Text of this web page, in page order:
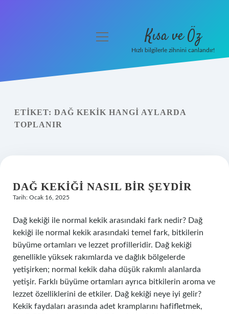
Yasal Uyarı
menüyü
Kısa ve Öz
Hızlı bilgilerle zihnini canlandır!
ETIKET: DAĞ KEKIK HANGI AYLARDA
TOPLANIR
DAĞ KEKIĞI NASIL BIR ŞEYDIR
Tarih: Ocak 16, 2025
Dağ kekiği ile normal kekik arasındaki fark nedir? Dağ
kekiği ile normal kekik arasındaki temel fark, bitkilerin
büyüme ortamları ve lezzet profilleridir. Dağ kekiği
genellikle yüksek rakımlarda ve dağlık bölgelerde
yetişirken; normal kekik daha düşük rakımlı alanlarda
yetişir. Farklı büyüme ortamları ayrıca bitkilerin aroma ve
lezzet özelliklerini de etkiler. Dağ kekiği neye iyi gelir?
Kekik faydaları arasında adet kramplarını hafifletmek,